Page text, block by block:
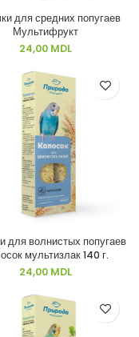
для средних попугаев
Мультифрукт
24,00 MDL
для волнистых попугаев
мультизлак 140 г.
24,00 MDL